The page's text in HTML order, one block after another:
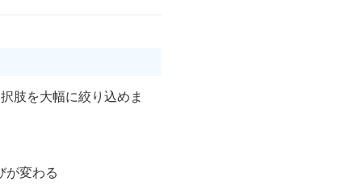
肢を大幅に絞り込めま
が変わる